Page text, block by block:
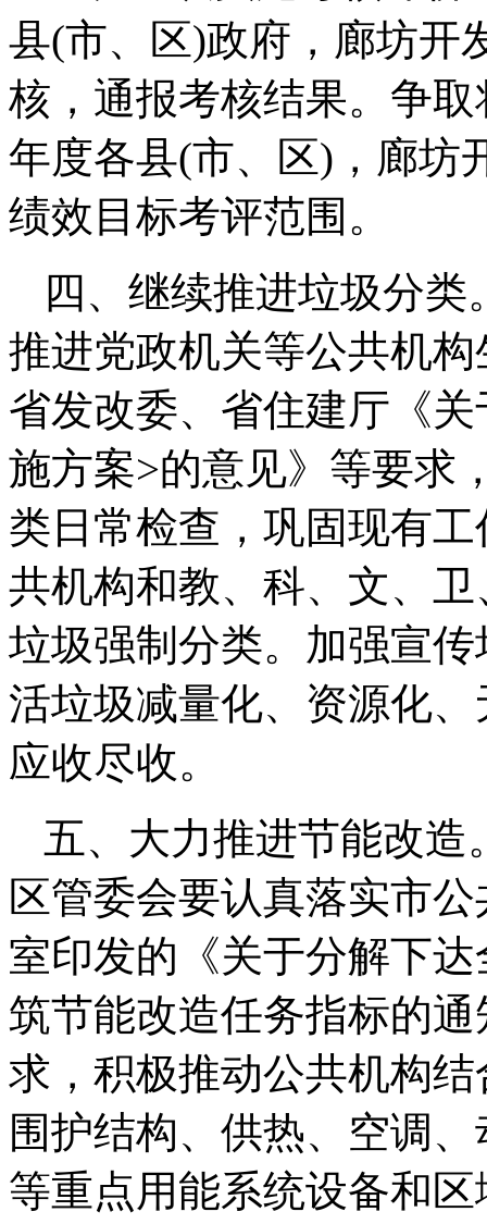
县(市、区)政府，廊坊开
核，通报考核结果。争
年度各县(市、区)，廊坊
绩效目标考评范围。
四、继续推进垃圾分
推进党政机关等公共机
省发改委、省住建厅《
施方案>的意见》等要求
类日常检查，巩固现有
共机构和教、科、文、
垃圾强制分类。加强宣
活垃圾减量化、资源化
应收尽收。
五、大力推进节能改
区管委会要认真落实市
室印发的《关于分解下
筑节能改造任务指标的
求，积极推动公共机构
围护结构、供热、空调
等重点用能系统设备和